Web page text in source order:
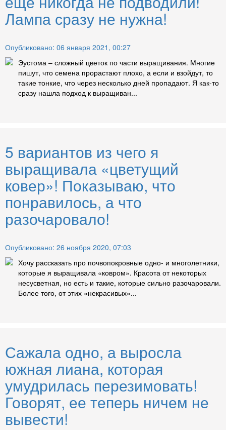
Лампа сразу не нужна!
Опубликовано: 06 января 2021, 00:27
Эустома – сложный цветок по части выращивания. Многие
пишут, что семена прорастают плохо, а если и взойдут, то
такие тонкие, что через несколько дней пропадают. Я как-то
сразу нашла подход к выращиван...
5 вариантов из чего я
выращивала «цветущий
ковер»! Показываю, что
понравилось, а что
разочаровало!
Опубликовано: 26 ноября 2020, 07:03
Хочу рассказать про почвопокровные одно- и многолетники,
которые я выращивала «ковром». Красота от некоторых
несусветная, но есть и такие, которые сильно разочаровали.
Более того, от этих «некрасивых»...
Сажала одно, а выросла
южная лиана, которая
умудрилась перезимовать!
Говорят, ее теперь ничем не
вывести!